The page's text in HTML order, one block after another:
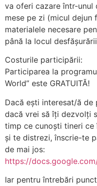
va oferi cazare într-unul
mese pe zi (micul dejun
materialele necesare
până la locul
Costurile participării:
Participarea la
World” este GRATUITĂ!
Dacă ești interesat/ă de
dacă vrei să îți dezvolți
timp ce cunoști tineri ce
și te distrezi, înscrie-te
de mai jos:
https://
Iar pentru întrebări